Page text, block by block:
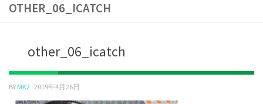
OTHER_06_ICATCH
other_06_icatch
BY MK2 · 2019年4月26日